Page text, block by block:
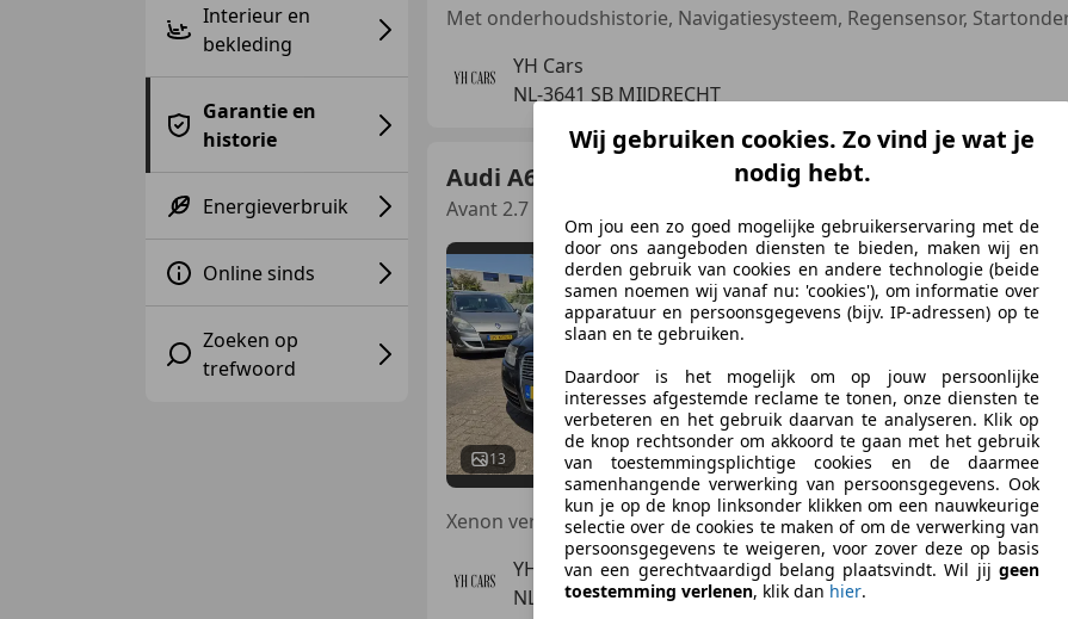
Interieur en
bekleding
Garantie en
historie
Energieverbruik
Online sinds
Zoeken op
trefwoord
YH Cars
NL-3641 SB MIJDRECHT
Audi A6
Avant 2.7 TDI quattro Pro Line
13
€ 2.450
03/2008 447.300 km
Xenon verlichting, Parkeerhulp voor, Sportonderstel, Lichtsensor,
YH Cars
NL-3641 SB MIJDRECHT
Wij gebruiken cookies. Zo vind je wat je
nodig hebt.
Om jou een zo goed mogelijke gebruikerservaring met de
door ons aangeboden diensten te bieden, maken wij en
derden gebruik van cookies en andere technologie (beide
samen noemen wij vanaf nu: 'cookies'), om informatie over
apparatuur en persoonsgegevens (bijv. IP-adressen) op te
slaan en te gebruiken.
Daardoor is het mogelijk om op jouw persoonlijke
interesses afgestemde reclame te tonen, onze diensten te
verbeteren en het gebruik daarvan te analyseren. Klik op
de knop rechtsonder om akkoord te gaan met het gebruik
van toestemmingsplichtige cookies en de daarmee
samenhangende verwerking van persoonsgegevens. Ook
kun je op de knop linksonder klikken om een nauwkeurige
selectie over de cookies te maken of om de verwerking van
persoonsgegevens te weigeren, voor zover deze op basis
van een gerechtvaardigd belang plaatsvindt. Wil jij geen
toestemming verlenen, klik dan hier.